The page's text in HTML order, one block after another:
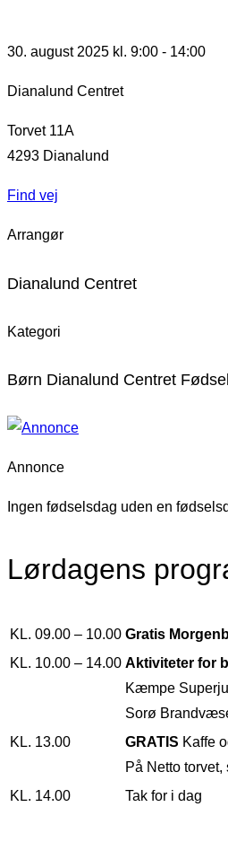
30. august 2025 kl. 9:00 - 14:00
Dianalund Centret
Torvet 11A
4293 Dianalund
Find vej
Arrangør
Dianalund Centret
Kategori
Børn Dianalund Centret
Annonce
Ingen fødselsdag uden en
Lørdagens
KL. 09.00 – 10.00 Gratis
KL. 10.00 – 14.00 Aktiviteter for
Kæmpe
Sorø
KL. 13.00
GRATIS Kaffe
På Netto
KL. 14.00
Tak for i dag